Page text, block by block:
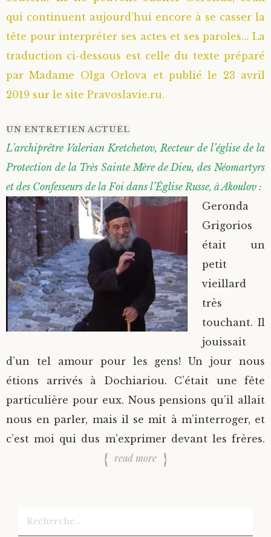
qui continuent aujourd’hui encore à se casser la
tête pour interpréter ses actes et ses paroles… La
traduction ci-dessous est celle du texte préparé
par Madame Olga Orlova et publié le 23 avril
2019 sur le site Pravoslavie.ru.
UN ENTRETIEN ACTUEL
L’archiprêtre Valerian Kretchetov, Recteur de l’église de la
Protection de la Très Sainte Mère de Dieu, des Néomartyrs
et des Confesseurs de la Foi dans l’Église Russe, à Akoulov :
Geronda
Grigorios
était un
petit
vieillard
très
touchant. Il
jouissait
d’un tel amour pour les gens! Un jour nous
étions arrivés à Dochiariou. C’était une fête
particulière pour eux. Nous pensions qu’il allait
nous en parler, mais il se mit à m’interroger, et
c’est moi qui dus m’exprimer devant les frères.
read more